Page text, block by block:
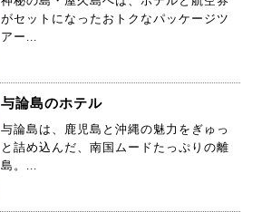
がセットになったおトクなパッケージツ
アー...
与論島のホテル
与論島は、鹿児島と沖縄の魅力をぎゅっ
と詰め込んだ、南国ムードたっぷりの離
島。...